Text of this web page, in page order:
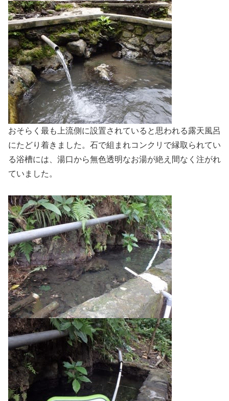
おそらく最も上流側に設置されていると思われる露天風呂
にたどり着きました。石で組まれコンクリで縁取られてい
る浴槽には、湯口から無色透明なお湯が絶え間なく注がれ
ていました。